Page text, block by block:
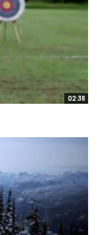
02:36